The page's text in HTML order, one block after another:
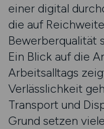
einer digital
die auf
Bewerberqualität
Ein Blick auf die
Arbeitsalltags
Verlässlichkeit
Transport und
Grund setzen